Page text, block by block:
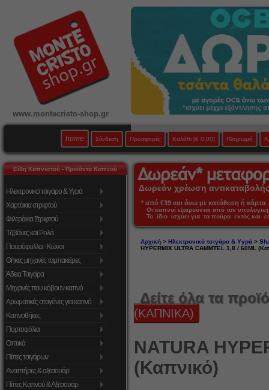
www.montecristo-shop.gr
home Σύνδεση Προσφορές Καλάθι [€ 0,00] Πληρωμή
Είδη Καπνιστού - Προϊόντα Καπνού
Ηλεκτρονικό τσιγάρο & Υγρά
Χαρτάκια στριφτού
Φιλτράκια Στριφτού
Τζιβάνες και Ρολά
Πουρόφυλλα - Κώνοι
Θήκες μηχανές ταμπακιέρες
Άδεια Τσιγάρα
Μηχανές που κόβουν καπνό
Αρωματικές σταγόνες για καπνό
Καπνοθήκες
Πορτοφόλια
Οπτικά
Πίπες τσιγάρων
Αναπτήρες & αξεσουάρ
Πίπες Καπνού & Αξεσουάρ
Δωρεάν χρέωση
* από €39 και άνω με κατάθεση ή
Οι καπνοί εξαιρούνται από τον
Το ίδιο ισχύει για τα πούρα εκτός και
Αρχική> Ηλεκτρονικό τσιγάρο & Υγρά>
HYPERMIX ULTRA CAMMTEL 1,8 / 60ML
Δείτε όλα τα
(ΚΑΠΝΙΚΑ)
NATURA
(Καπνικό)